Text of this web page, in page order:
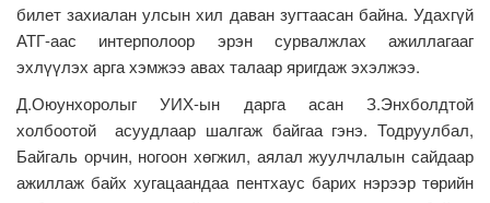
билет захиалан улсын хил даван зугтаасан байна. Удахгүй
АТГ-аас интерполоор эрэн сурвалжлах ажиллагааг
эхлүүлэх арга хэмжээ авах талаар яригдаж эхэлжээ.
Д.Оюунхоролыг УИХ-ын дарга асан З.Энхболдтой
холбоотой асуудлаар шалгаж байгаа гэнэ. Тодруулбал,
Байгаль орчин, ногоон хөгжил, аялал жуулчлалын сайдаар
ажиллаж байх хугацаандаа пентхаус барих нэрээр төрийн